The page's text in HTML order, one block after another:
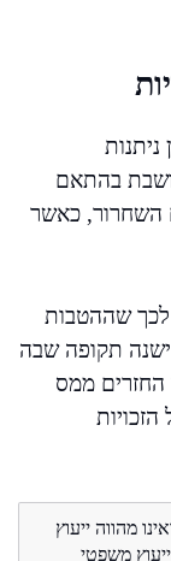
ניתנות
בהתאם
השחרור, כאשר
לכך שההטבות
ישנה תקופה שבה
החזרים ממס
מהווה ייעוץ
משפטי